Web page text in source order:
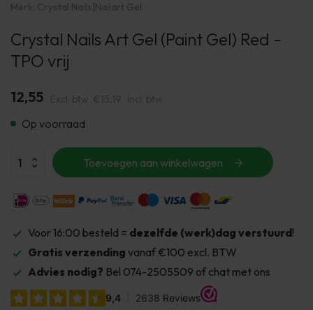
Merk: Crystal Nails|Nailart Gel
Crystal Nails Art Gel (Paint Gel) Red -
TPO vrij
12,55 Excl. btw €15,19 Incl. btw
Op voorraad
Toevoegen aan winkelwagen
Voor 16:00 besteld = dezelfde (werk)dag verstuurd!
Gratis verzending vanaf €100 excl. BTW
Advies nodig? Bel 074-2505509 of chat met ons